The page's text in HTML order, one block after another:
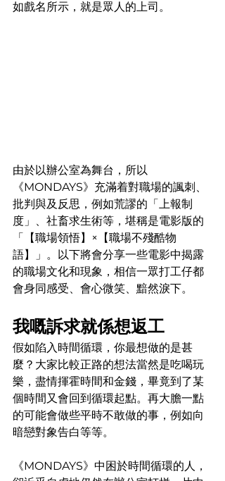
如戲名所示，就是眾人的上司。
由於以辦公室為舞台，所以
《MONDAYS》充滿着對職場的諷刺、
批判與及反思，例如荒謬的「上報制
度」、社畜求生術等，堪稱是電影版的
「【職場領悟】×【職場不殘酷物
語】」。以下將會分享一些電影中揭露
的職場文化和現象，相信一眾打工仔都
會身同感受、會心微笑、黯然淚下。
我嘅訴求就係想返工
假如陷入時間循環，你最想做的是甚
麼？大家比較正路的想法當然是吃喝玩
樂，盡情揮霍時間和金錢，畢竟到了某
個時間又會回到循環起點。再大膽一點
的可能會做些平時不敢做的事，例如向
暗戀對象告白等等。
《MONDAYS》中困於時間循環的人，